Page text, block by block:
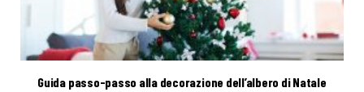
Guida passo-passo alla decorazione dell’albero di Natale